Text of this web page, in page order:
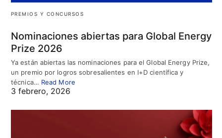
PREMIOS Y CONCURSOS
Nominaciones abiertas para Global Energy
Prize 2026
Ya están abiertas las nominaciones para el Global Energy Prize,
un premio por logros sobresalientes en I+D científica y
técnica… Read More
3 febrero, 2026